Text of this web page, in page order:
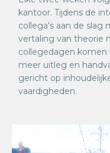
kantoor. Tijdens de
collega's aan de slag
vertaling van theorie
collegedagen komen
meer uitleg en
gericht op
vaardigheden.